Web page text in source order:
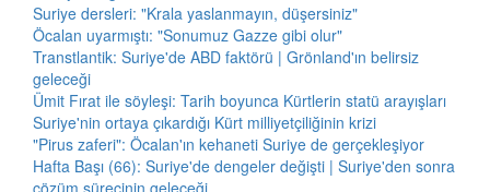
Suriye dersleri: "Krala yaslanmayın, düşersiniz"
Öcalan uyarmıştı: "Sonumuz Gazze gibi olur"
Transtlantik: Suriye'de ABD faktörü | Grönland'ın belirsiz
geleceği
Ümit Fırat ile söyleşi: Tarih boyunca Kürtlerin statü arayışları
Suriye'nin ortaya çıkardığı Kürt milliyetçiliğinin krizi
"Pirus zaferi": Öcalan'ın kehaneti Suriye de gerçekleşiyor
Hafta Başı (66): Suriye'de dengeler değişti | Suriye'den sonra
çözüm sürecinin geleceği